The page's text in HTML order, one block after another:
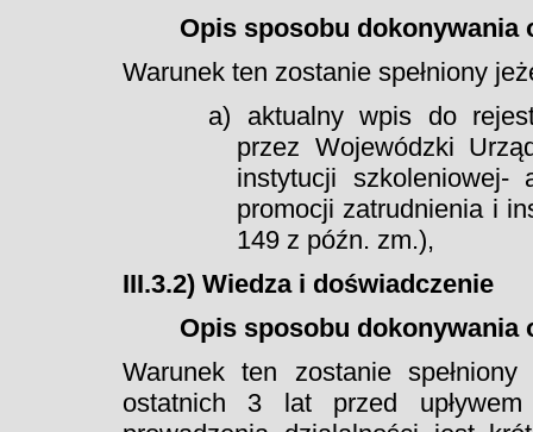
Opis sposobu dokonywania
Warunek ten zostanie spełniony
a) aktualny wpis do
przez Wojewódzki
instytucji
promocji zatrudnienia i
149 z późn. zm.),
III.3.2) Wiedza i doświadczenie
Opis sposobu dokonywania
Warunek ten zostanie
ostatnich 3 lat przed